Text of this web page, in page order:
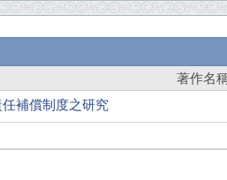
著作名
補償制度之研究